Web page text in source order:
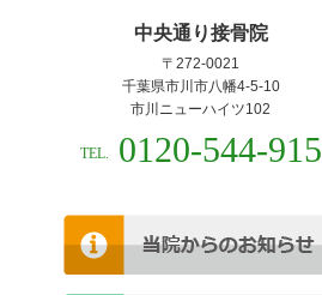
中央通り接骨院
〒272-0021
千葉県市川市八幡4-5-10
市川ニューハイツ102
TEL. 0120-544-915